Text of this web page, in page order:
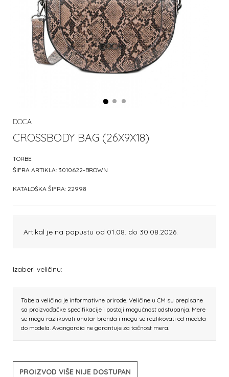
DOCA
CROSSBODY BAG (26X9X18)
TORBE
ŠIFRA ARTIKLA: 3010622-BROWN
KATALOŠKA ŠIFRA: 22998
Artikal je na popustu od 01.08. do 30.08.2026.
Izaberi veličinu:
Tabela veličina je informativne prirode. Veličine u CM su prepisane
sa proizvođačke specifikacije i postoji mogućnost odstupanja. Mere
se mogu razlikovati unutar brenda i mogu se razlikovati od modela
do modela. Avangardia ne garantuje za tačnost mera.
PROIZVOD VIŠE NIJE DOSTUPAN